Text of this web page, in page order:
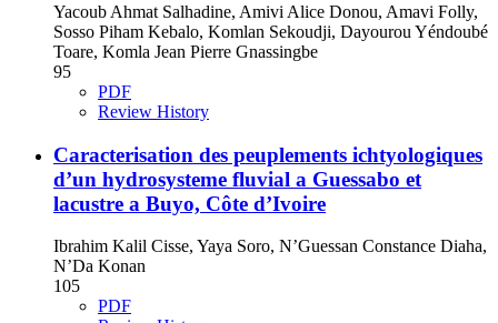
Yacoub Ahmat Salhadine, Amivi Alice Donou, Amavi Folly,
Sosso Piham Kebalo, Komlan Sekoudji, Dayourou Yéndoubé
Toare, Komla Jean Pierre Gnassingbe
95
PDF
Review History
Caracterisation des peuplements ichtyologiques
d’un hydrosysteme fluvial a Guessabo et
lacustre a Buyo, Côte d’Ivoire
Ibrahim Kalil Cisse, Yaya Soro, N’Guessan Constance Diaha,
N’Da Konan
105
PDF